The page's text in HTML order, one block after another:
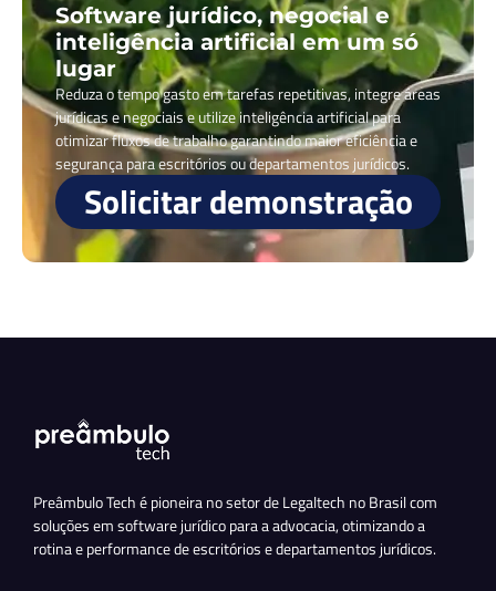
Software jurídico, negocial e
inteligência artificial em um só
lugar
Reduza o tempo gasto em tarefas repetitivas, integre áreas
jurídicas e negociais e utilize inteligência artificial para
otimizar fluxos de trabalho garantindo maior eficiência e
segurança para escritórios ou departamentos jurídicos.
Solicitar demonstração
Preâmbulo Tech é pioneira no setor de Legaltech no Brasil com
soluções em software jurídico para a advocacia, otimizando a
rotina e performance de escritórios e departamentos jurídicos.